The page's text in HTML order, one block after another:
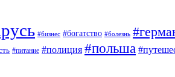
#бизнес #богатство #болезнь
#питание #полиция #польша